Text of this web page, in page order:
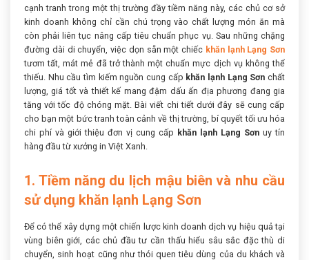
cạnh tranh trong một thị trường đầy tiềm năng này, các chủ cơ sở
kinh doanh không chỉ cần chú trọng vào chất lượng món ăn mà
còn phải liên tục nâng cấp tiêu chuẩn phục vụ. Sau những chặng
đường dài di chuyển, việc dọn sẵn một chiếc khăn lạnh Lạng Sơn
tươm tất, mát mẻ đã trở thành một chuẩn mực dịch vụ không thể
thiếu. Nhu cầu tìm kiếm nguồn cung cấp khăn lạnh Lạng Sơn chất
lượng, giá tốt và thiết kế mang đậm dấu ấn địa phương đang gia
tăng với tốc độ chóng mặt. Bài viết chi tiết dưới đây sẽ cung cấp
cho bạn một bức tranh toàn cảnh về thị trường, bí quyết tối ưu hóa
chi phí và giới thiệu đơn vị cung cấp khăn lạnh Lạng Sơn uy tín
hàng đầu từ xưởng in Việt Xanh.
1. Tiềm năng du lịch mậu biên và nhu cầu
sử dụng khăn lạnh Lạng Sơn
Để có thể xây dựng một chiến lược kinh doanh dịch vụ hiệu quả tại
vùng biên giới, các chủ đầu tư cần thấu hiểu sâu sắc đặc thù di
chuyển, sinh hoạt cũng như thói quen tiêu dùng của du khách và